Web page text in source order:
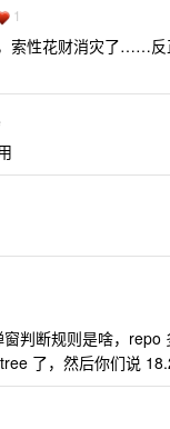
1
索性花财消灾了……反
判断规则是啥，repo
了，然后你们说